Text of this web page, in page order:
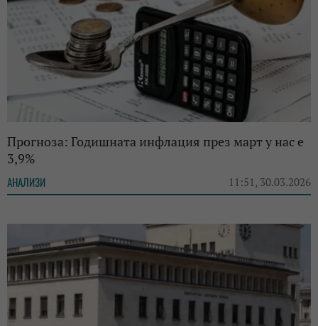
Прогноза: Годишната инфлация през март у нас е
3,9%
АНАЛИЗИ 11:51, 30.03.2026